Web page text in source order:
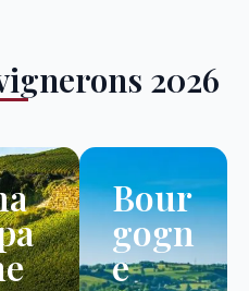
2026
Bour
gogn
e